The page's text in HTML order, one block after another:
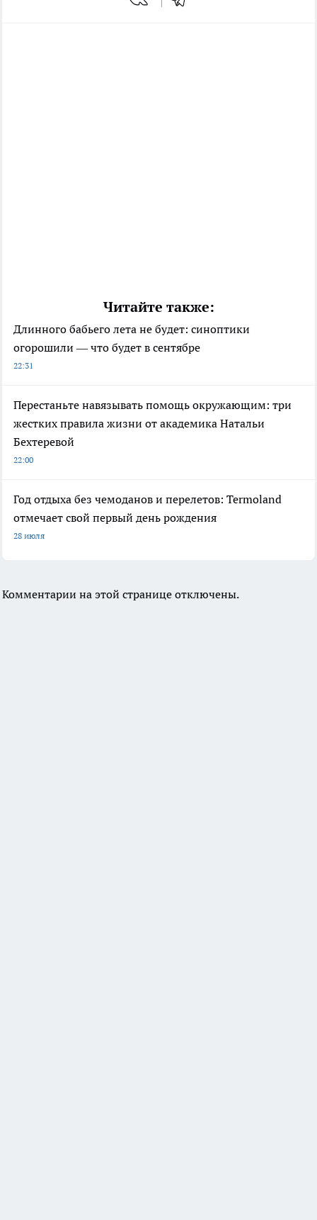
Читайте также:
Длинного бабьего лета не будет: синоптики
огорошили — что будет в сентябре
22:31
Перестаньте навязывать помощь окружающим: три
жестких правила жизни от академика Натальи
Бехтеревой
22:00
Год отдыха без чемоданов и перелетов: Termoland
отмечает свой первый день рождения
28 июля
Комментарии на этой странице отключены.